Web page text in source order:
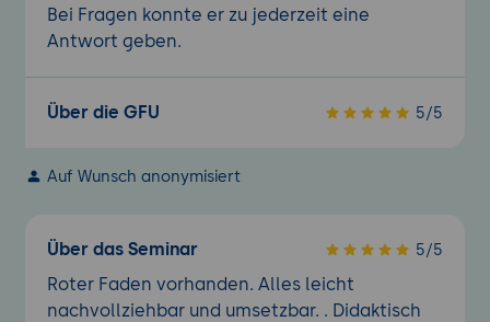
Bei Fragen konnte er zu jederzeit eine
Antwort geben.
Über die GFU 5/5
Auf Wunsch anonymisiert
Über das Seminar 5/5
Roter Faden vorhanden. Alles leicht
nachvollziehbar und umsetzbar. . Didaktisch